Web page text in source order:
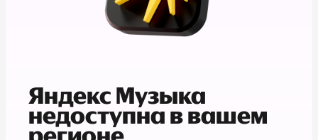
Яндекс Музыка
недоступна в вашем